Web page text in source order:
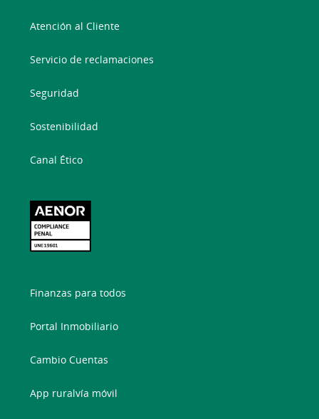
Atención al Cliente
Servicio de reclamaciones
Seguridad
Sostenibilidad
Canal Ético
Finanzas para todos
Portal Inmobiliario
Cambio Cuentas
App ruralvía móvil